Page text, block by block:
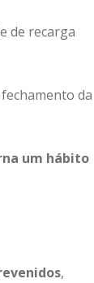
de recarga
da
um hábito
,